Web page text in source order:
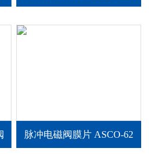
脉冲电磁阀膜片 ASCO-62